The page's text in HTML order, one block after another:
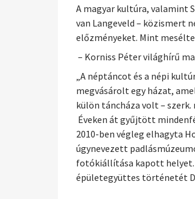
A magyar kultúra, valamint
van Langeveld – közismert
előzményeket. Mint
– Korniss Péter világhírű
„A néptáncot és a népi
megvásárolt egy házat,
külön táncháza volt –
Éveken át gyűjtött
2010-ben végleg elhagyta
úgynevezett
fotókiállítása kapott helyet.
épületegyüttes történetét